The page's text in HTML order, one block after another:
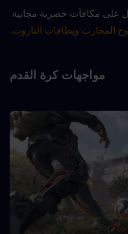
مواجهات كرة القدم